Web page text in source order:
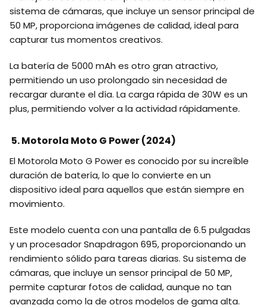
sistema de cámaras, que incluye un sensor principal de
50 MP, proporciona imágenes de calidad, ideal para
capturar tus momentos creativos.
La batería de 5000 mAh es otro gran atractivo,
permitiendo un uso prolongado sin necesidad de
recargar durante el día. La carga rápida de 30W es un
plus, permitiendo volver a la actividad rápidamente.
5. Motorola Moto G Power (2024)
El Motorola Moto G Power es conocido por su increíble
duración de batería, lo que lo convierte en un
dispositivo ideal para aquellos que están siempre en
movimiento.
Este modelo cuenta con una pantalla de 6.5 pulgadas
y un procesador Snapdragon 695, proporcionando un
rendimiento sólido para tareas diarias. Su sistema de
cámaras, que incluye un sensor principal de 50 MP,
permite capturar fotos de calidad, aunque no tan
avanzada como la de otros modelos de gama alta.